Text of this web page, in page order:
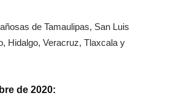
de Tamaulipas, San Luis
Hidalgo, Veracruz, Tlaxcala y
de 2020: